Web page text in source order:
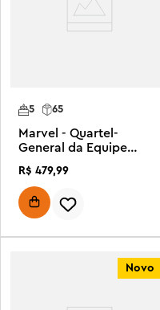
5 65
Marvel - Quartel-
General da Equipe
R$ 479,99
Novo